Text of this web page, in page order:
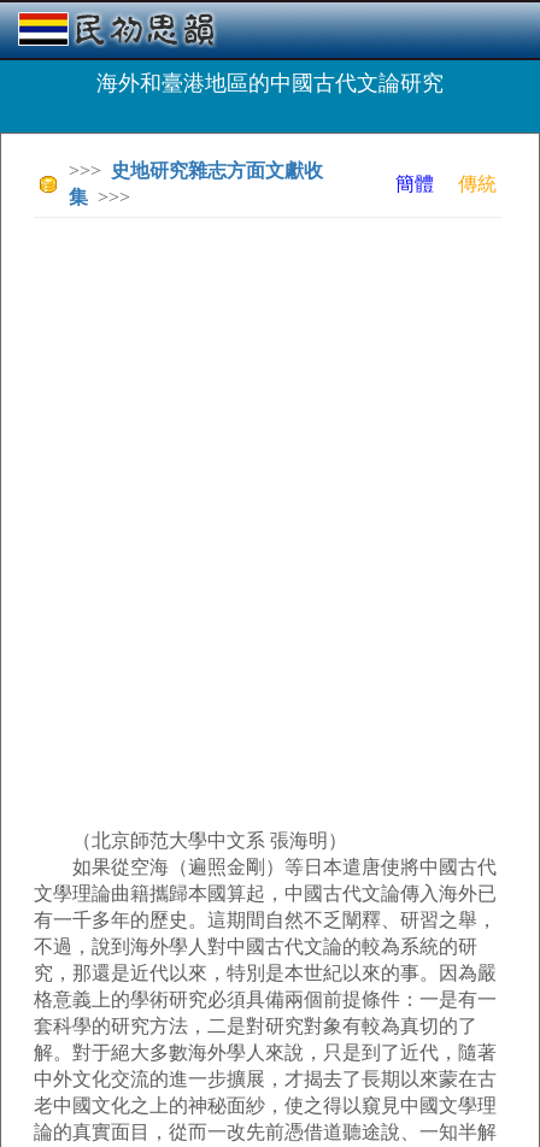
海外和臺港地區的中國古代文論研究
>>>
史地研究雜志方面文獻收
集 >>>
簡體 傳統
（北京師范大學中文系 張海明）
如果從空海（遍照金剛）等日本遣唐使將中國古代
文學理論曲籍攜歸本國算起，中國古代文論傳入海外已
有一千多年的歷史。這期間自然不乏闡釋、研習之舉，
不過，說到海外學人對中國古代文論的較為系統的研
究，那還是近代以來，特別是本世紀以來的事。因為嚴
格意義上的學術研究必須具備兩個前提條件：一是有一
套科學的研究方法，二是對研究對象有較為真切的了
解。對于絕大多數海外學人來說，只是到了近代，隨著
中外文化交流的進一步擴展，才揭去了長期以來蒙在古
老中國文化之上的神秘面紗，使之得以窺見中國文學理
論的真實面目，從而一改先前憑借道聽途說、一知半解